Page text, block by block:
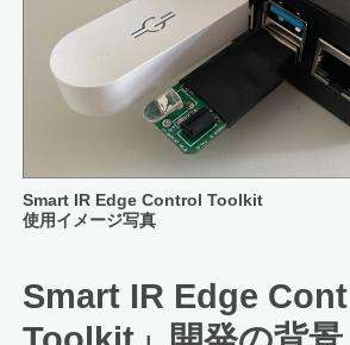
Smart IR Edge Control Toolkit
使用イメージ写真
Smart IR Edge